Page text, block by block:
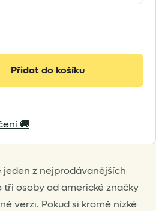
jeden z nejprodávanějších
osoby od americké značky
verzi. Pokud si kromě nízké
Přidat do košíku
🚚